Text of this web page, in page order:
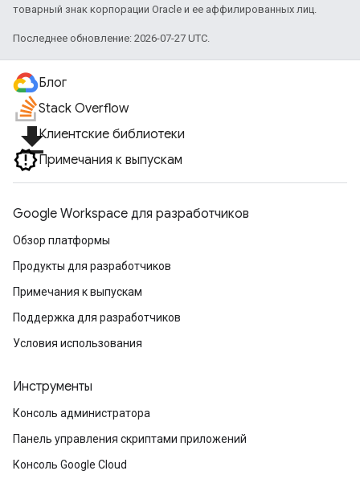
товарный знак корпорации Oracle и ее аффилированных лиц.
Последнее обновление: 2026-07-27 UTC.
Блог
Stack Overflow
file_downloadКлиентские библиотеки
Примечания к выпускам
Google Workspace для разработчиков
Обзор платформы
Продукты для разработчиков
Примечания к выпускам
Поддержка для разработчиков
Условия использования
Инструменты
Консоль администратора
Панель управления скриптами приложений
Консоль Google Cloud